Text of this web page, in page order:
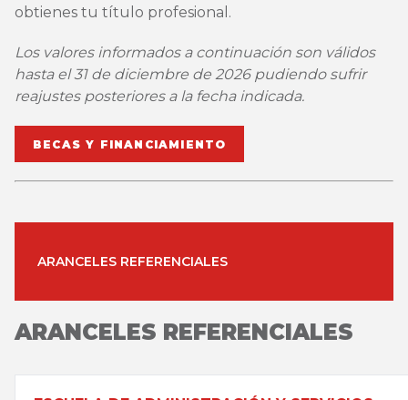
obtienes tu título profesional.
Los valores informados a continuación son válidos
hasta el 31 de diciembre de 2026 pudiendo sufrir
reajustes posteriores a la fecha indicada.
BECAS Y FINANCIAMIENTO
ARANCELES REFERENCIALES
ARANCELES REFERENCIALES